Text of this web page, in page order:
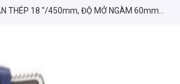
THÉP 18 "/450mm, ĐỘ MỞ NGÀM 60mm,